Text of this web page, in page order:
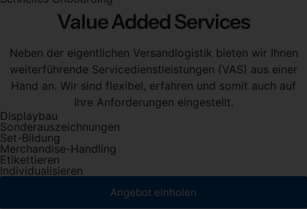
Value Added Services
Neben der eigentlichen Versandlogistik bieten wir Ihnen
weiterführende Servicedienstleistungen (VAS) aus einer
Hand an. Wir sind flexibel, erfahren und somit auch auf
Ihre Anforderungen eingestellt.
Displaybau
Sonderauszeichnungen
Set-Bildung
Merchandise-Handling
Etikettieren
Individualisieren
Angebot einholen